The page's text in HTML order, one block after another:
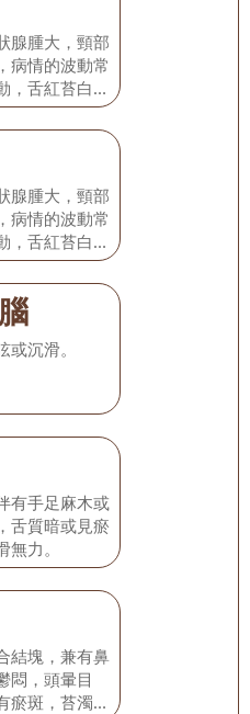
腺腫大，頸部
病情的波動常
，舌紅苔白，
腺腫大，頸部
病情的波動常
，舌紅苔白，
沉滑。
有手足麻木或
舌質暗或見瘀
力。
結塊，兼有鼻
悶，頭暈目
瘀斑，苔濁黃